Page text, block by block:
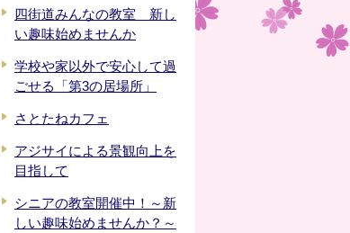
四街道みんなの教室 新し
い趣味始めませんか
学校や家以外で安心して過
ごせる「第3の居場所」
さとたねカフェ
アジサイによる景観向上を
目指して
シニアの教室開催中！～新
しい趣味始めませんか？～